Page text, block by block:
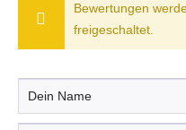
Bewertungen
freigeschaltet.